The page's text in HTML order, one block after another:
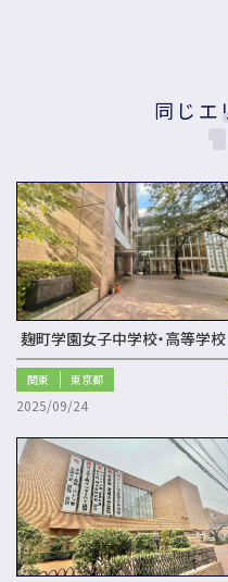
同じエ
麹町学園女子中学校・高等学校
関東 東京都
2025/09/24